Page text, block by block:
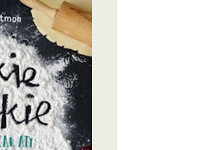
en
om bakning för
en reviderad,
upplaga med
och bröd.
men också nya
mums och
bröd, som
filmjölkslimpa.
och tricks, som
kakdegsskola.